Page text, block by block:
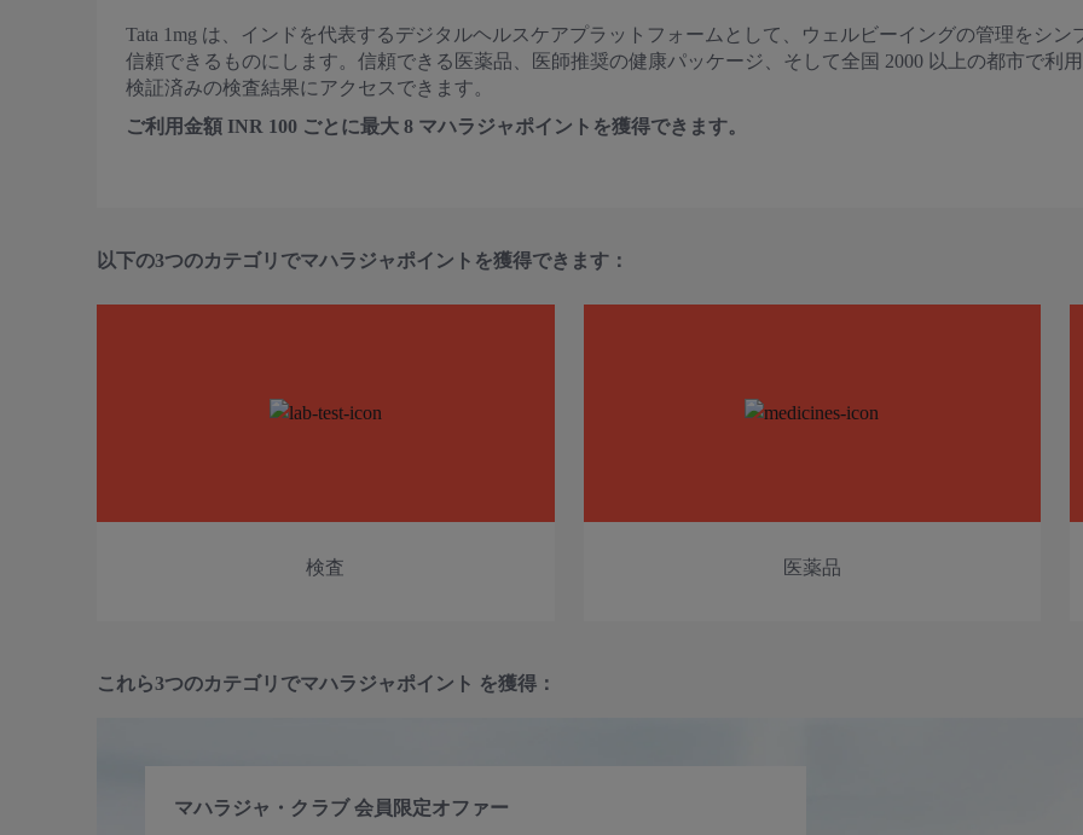
Tata 1mg は、インドを代表するデジタルヘルスケアプラットフォームとして、ウェルビーイングの管理をシン
信頼できるものにします。信頼できる医薬品、医師推奨の健康パッケージ、そして全国 2000 以上の都市で利
検証済みの検査結果にアクセスできます。
ご利用金額 INR 100 ごとに最大 8 マハラジャポイントを獲得できます。
以下の3つのカテゴリでマハラジャポイントを獲得できます：
検査 医薬品
これら3つのカテゴリでマハラジャポイント を獲得：
マハラジャ・クラブ 会員限定オファー